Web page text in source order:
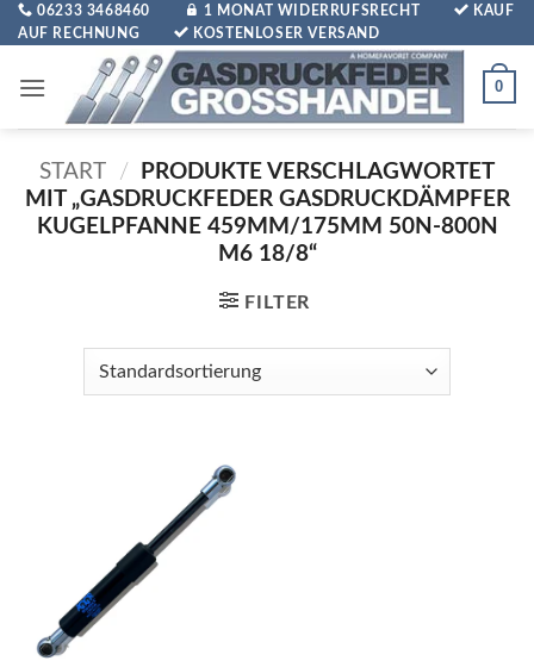
Zum
Inhalt
06233 3468460 1 MONAT WIDERRUFSRECHT
KAUF
AUF RECHNUNG
KOSTENLOSER VERSAND
0
START /
PRODUKTE VERSCHLAGWORTET
MIT „GASDRUCKFEDER GASDRUCKDÄMPFER
KUGELPFANNE 459MM/175MM 50N-800N
M6 18/8“
FILTER